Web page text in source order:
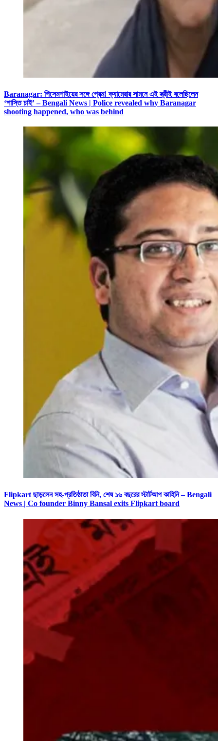
Baranagar: পিসেমশাইয়ের সঙ্গে প্রেম! ক্যামেরার সামনে এই স্ত্রীই বলেছিলেন
‘শাস্তি চাই’ – Bengali News | Police revealed why Baranagar
shooting happened, who was behind
Flipkart ছাড়লেন সহ-প্রতিষ্ঠাতা বিনি, শেষ ১৬ বছরের স্টার্টআপ কাহিনি – Bengali
News | Co founder Binny Bansal exits Flipkart board